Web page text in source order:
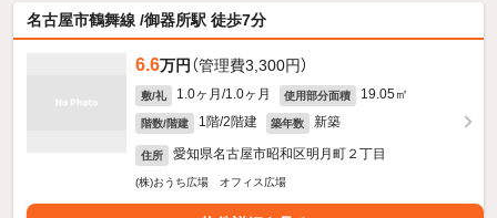
名古屋市鶴舞線 /御器所駅 徒歩7分
6.6万円 （管理費3,300円）
敷/礼 1.0ヶ月/1.0ヶ月 使用部分面積 19.05㎡
階数/階建 1階/2階建 築年数 新築
住所 愛知県名古屋市昭和区明月町２丁目
(株)おうち広場 オフィス広場